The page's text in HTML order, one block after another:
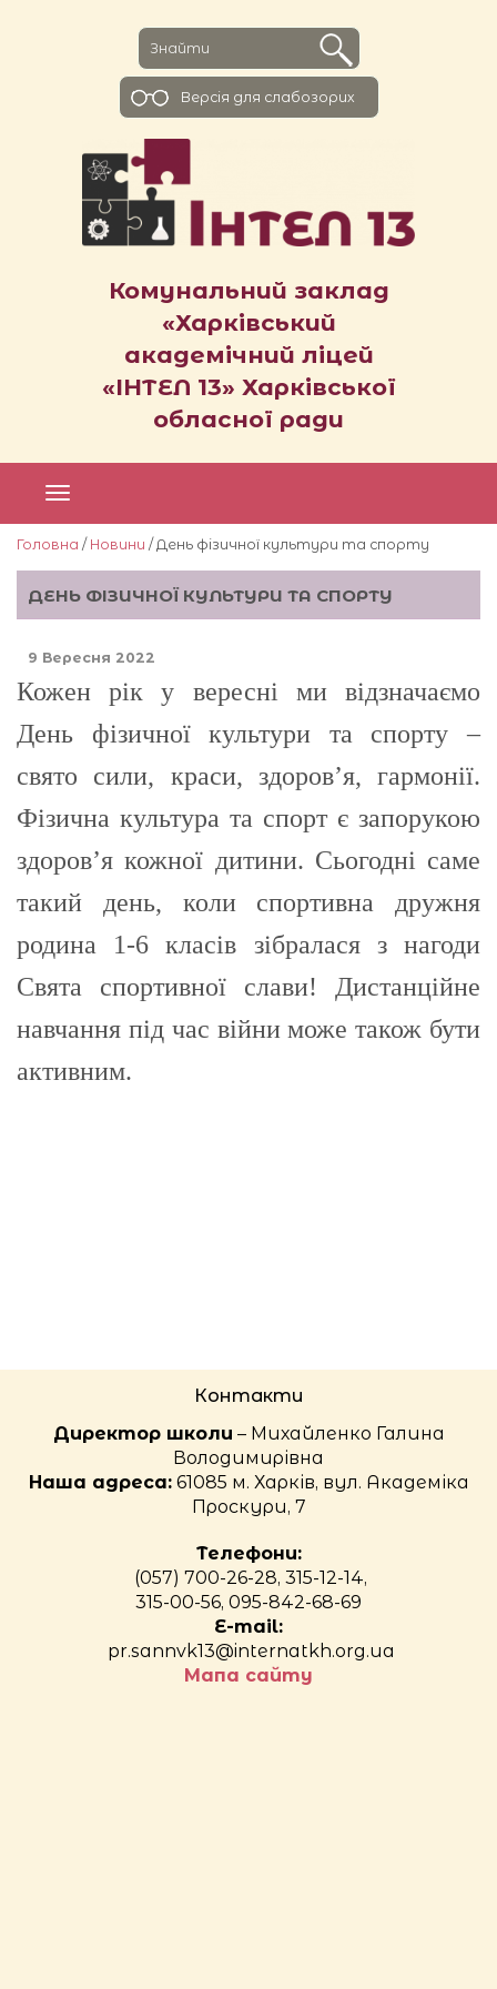
Комунальний заклад
«Харківський
академічний ліцей
«ІНТЕЛ 13» Харківської
обласної ради
Версiя для слабозорих
Головна / Новини / День фізичної культури та спорту
ДЕНЬ ФІЗИЧНОЇ КУЛЬТУРИ ТА СПОРТУ
9 Вересня 2022
Кожен рік у вересні ми відзначаємо
День фізичної культури та спорту –
свято сили, краси, здоров’я, гармонії.
Фізична культура та спорт є запорукою
здоров’я кожної дитини. Сьогодні саме
такий день, коли спортивна дружня
родина 1-6 класів зібралася з нагоди
Свята спортивної слави! Дистанційне
навчання під час війни може також бути
активним.
Контакти
Директор школи – Михайленко Галина
Володимирівна
Наша адреса:61085 м. Харків, вул. Академіка
Проскури, 7
Телефони:
(057) 700-26-28, 315-12-14,
315-00-56, 095-842-68-69
E-mail:
pr.sannvk13@internatkh.org.ua
Мапа сайту